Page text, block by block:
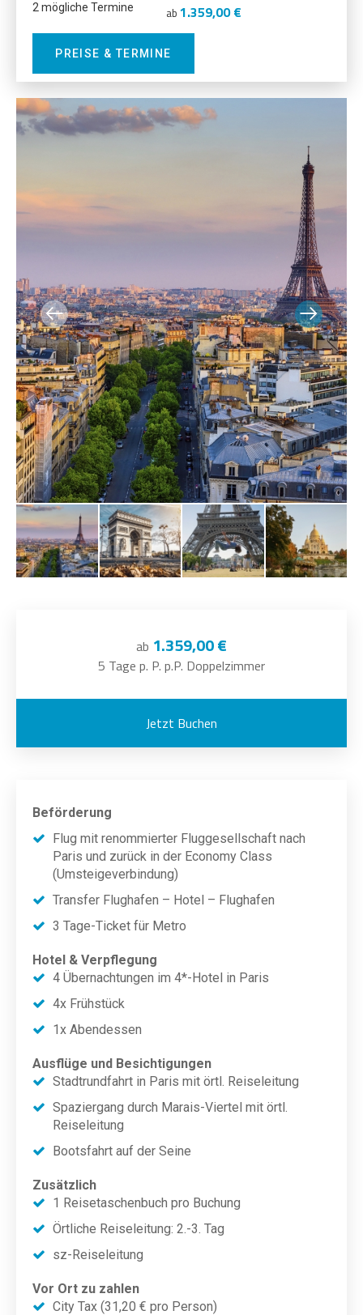
2 mögliche Termine ab 1.359,00 €
PREISE & TERMINE
ab 1.359,00 €
5 Tage p. P. p.P. Doppelzimmer
Jetzt Buchen
Beförderung
Flug mit renommierter Fluggesellschaft nach
Paris und zurück in der Economy Class
(Umsteigeverbindung)
Transfer Flughafen – Hotel – Flughafen
3 Tage-Ticket für Metro
Hotel & Verpflegung
4 Übernachtungen im 4*-Hotel in Paris
4x Frühstück
1x Abendessen
Ausflüge und Besichtigungen
Stadtrundfahrt in Paris mit örtl. Reiseleitung
Spaziergang durch Marais-Viertel mit örtl.
Reiseleitung
Bootsfahrt auf der Seine
Zusätzlich
1 Reisetaschenbuch pro Buchung
Örtliche Reiseleitung: 2.-3. Tag
sz-Reiseleitung
Vor Ort zu zahlen
City Tax (31,20 € pro Person)